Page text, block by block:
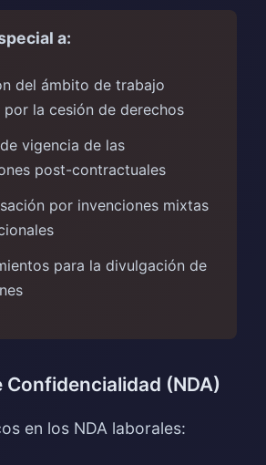
a:
del ámbito de trabajo
la cesión de derechos
vigencia de las
post-contractuales
por invenciones mixtas
para la divulgación de
Confidencialidad (NDA)
en los NDA laborales: